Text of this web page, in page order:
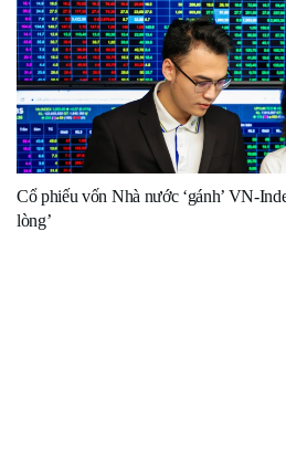
Cổ phiếu vốn Nhà nước ‘gánh’ VN-
lòng’